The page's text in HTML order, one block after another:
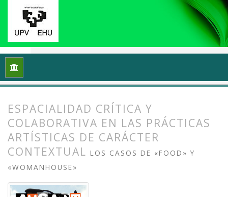
Inicio
ESPACIALIDAD CRÍTICA Y
COLABORATIVA EN LAS PRÁCTICAS
ARTÍSTICAS DE CARÁCTER
CONTEXTUAL LOS CASOS DE «FOOD» Y
«WOMANHOUSE»